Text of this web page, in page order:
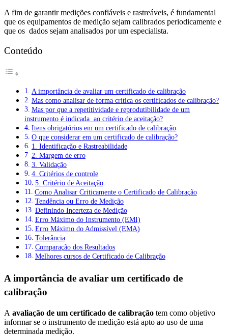
A fim de garantir medições confiáveis e rastreáveis, é fundamental
que os equipamentos de medição sejam calibrados periodicamente e
que os dados sejam analisados por um especialista.
Conteúdo
A importância de avaliar um certificado de calibração
Mas como analisar de forma crítica os certificados de calibração?
Mas por que a repetitividade e reprodutibilidade de um
instrumento é indicada ao critério de aceitação?
Itens obrigatórios em um certificado de calibração
O que considerar em um certificado de calibração?
1. Identificação e Rastreabilidade
2. Margem de erro
3. Validação
4. Critérios de controle
5. Critério de Aceitação
Como Analisar Criticamente o Certificado de Calibração
Tendência ou Erro de Medição
Definindo Incerteza de Medição
Erro Máximo do Instrumento (EMI)
Erro Máximo do Admissível (EMA)
Tolerância
Comparação dos Resultados
Melhores cursos de Certificado de Calibração
A importância de avaliar um certificado de
calibração
A avaliação de um certificado de calibração tem como objetivo
informar se o instrumento de medição está apto ao uso de uma
determinada medição.